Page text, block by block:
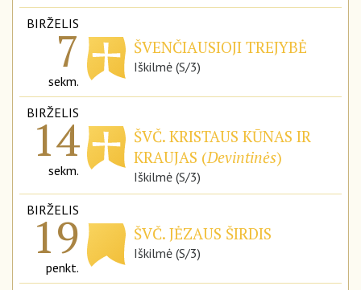
BIRŽELIS
7
sekm.
ŠVENČIAUSIOJI TREJYBĖ
Iškilmė (S/3)
BIRŽELIS
14
sekm.
ŠVČ. KRISTAUS KŪNAS IR
KRAUJAS (Devintinės)
Iškilmė (S/3)
BIRŽELIS
19
penkt.
ŠVČ. JĖZAUS ŠIRDIS
Iškilmė (S/3)